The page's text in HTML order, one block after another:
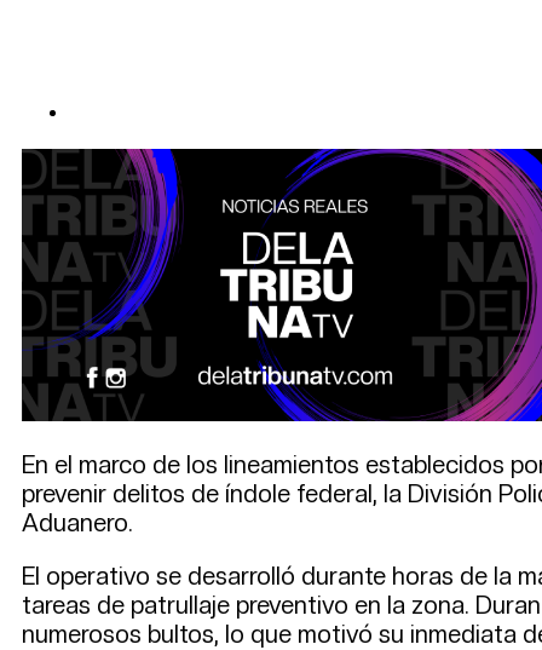
En el marco de los lineamientos establecidos
prevenir delitos de índole federal, la División
Aduanero.
El operativo se desarrolló durante horas de la
tareas de patrullaje preventivo en la zona.
numerosos bultos, lo que motivó su inmediata